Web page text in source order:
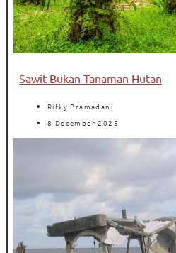
Sawit Bukan Tanaman Hutan
Rifky Pramadani
8 December 2025